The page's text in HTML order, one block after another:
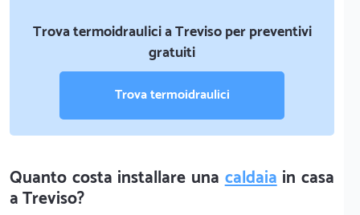
Trova termoidraulici a Treviso per preventivi
gratuiti
Trova termoidraulici
Quanto costa installare unacaldaiain casa
a Treviso?